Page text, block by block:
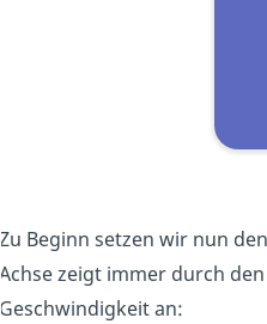
Zu Beginn setzen wir nun
Achse zeigt immer durch
Geschwindigkeit an: